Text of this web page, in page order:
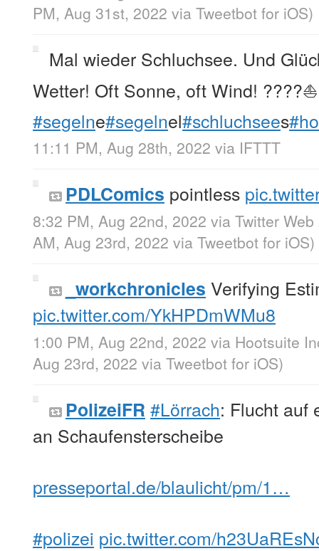
PM, Aug 31st, 2022 via Tweetbot for iΟS)
Mal wieder Schluchsee. Und
Wetter! Oft Sonne, oft Wind! ????⛵
#segelne#segelnel#schluchsees
11:11 PM, Aug 28th, 2022 via IFTTT
PDLComics pointless
8:32 PM, Aug 22nd, 2022 via Twitter Web
AM, Aug 23rd, 2022 via Tweetbot for iΟS)
_workchronicles Verifying
pic.twitter.com/YkHPDmWMu8
1:00 PM, Aug 22nd, 2022 via Hootsuite
Aug 23rd, 2022 via Tweetbot for iΟS)
PolizeiFR #Lörrach: Flucht auf
an Schaufensterscheibe
presseportal.de/blaulicht/pm/1…
#polizei pic.twitter.com/